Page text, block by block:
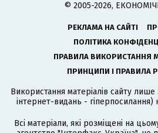
© 2005-2026,
РЕКЛАМА НА САЙТІ
ПОЛІТИКА
ПРАВИЛА ВИКОРИСТАННЯ
ПРИНЦИПИ І ПРАВИЛА
Використання матеріалів сайту
інтернет-видань - гіперпосилання)
Всі матеріали, які розміщені на